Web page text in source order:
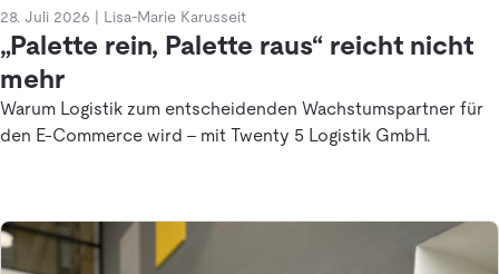
28. Juli 2026 Lisa-Marie Karusseit
„Palette rein, Palette raus“ reicht nicht
mehr
Warum Logistik zum entscheidenden Wachstumspartner für
den E-Commerce wird - mit Twenty 5 Logistik GmbH.